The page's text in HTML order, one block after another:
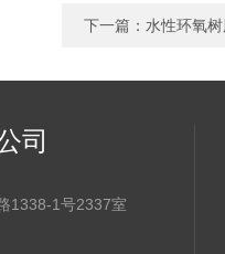
下一篇： 水性环氧
司
1338-1号2337室